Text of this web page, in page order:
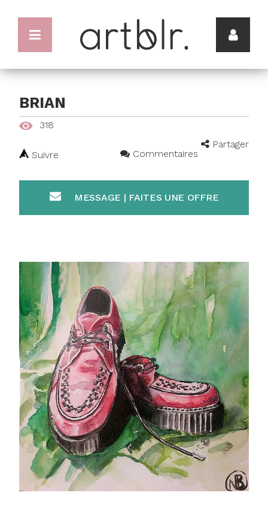
BRIAN
318
Partager
Suivre
Commentaires
MESSAGE | FAITES UNE OFFRE